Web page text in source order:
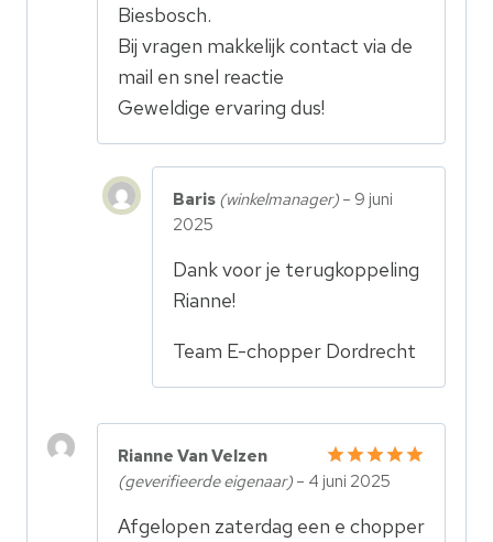
Biesbosch.
Bij vragen makkelijk contact via de
mail en snel reactie
Geweldige ervaring dus!
Baris (winkelmanager) – 9 juni
2025
Dank voor je terugkoppeling
Rianne!
Team E-chopper Dordrecht
Gewaardeerd
Rianne Van Velzen
(geverifieerde eigenaar) – 4 juni 2025
Afgelopen zaterdag een e chopper